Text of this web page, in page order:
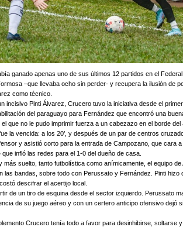
ganado apenas uno de sus últimos 12 partidos en el
–que llevaba ocho sin perder- y recupera la ilusión de
como técnico.
incisivo Pinti Álvarez, Crucero tuvo la iniciativa desde el
del paraguayo para Fernández que encontró una
que no le pudo imprimir fuerza a un cabezazo en el borde del
la vencida: a los 20’, y después de un par de centros
y asistió corto para la entrada de Campozano, que cara
infló las redes para el 1-0 del dueño de casa.
más suelto, tanto futbolística como anímicamente, el equipo
las bandas, sobre todo con Perussato y Fernández. Pinti
descifrar el acertijo local.
de un tiro de esquina desde el sector izquierdo. Perussato
de su juego aéreo y con un certero anticipo ofensivo dejó
Crucero tenía todo a favor para desinhibirse, soltarse